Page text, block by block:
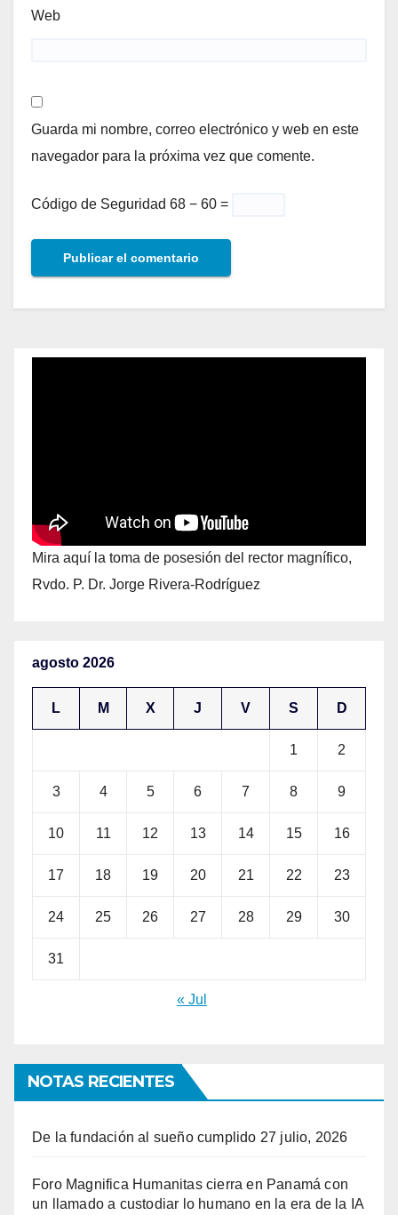
Web
Guarda mi nombre, correo electrónico y web en este
navegador para la próxima vez que comente.
Código de Seguridad 68 − 60 =
Mira aquí la toma de posesión del rector magnífico,
Rvdo. P. Dr. Jorge Rivera-Rodríguez
agosto 2026
L M X J V S D
1 2
3 4 5 6 7 8 9
10 11 12 13 14 15 16
17 18 19 20 21 22 23
24 25 26 27 28 29 30
31
« Jul
NOTAS RECIENTES
De la fundación al sueño cumplido 27 julio, 2026
Foro Magnifica Humanitas cierra en Panamá con
un llamado a custodiar lo humano en la era de la IA